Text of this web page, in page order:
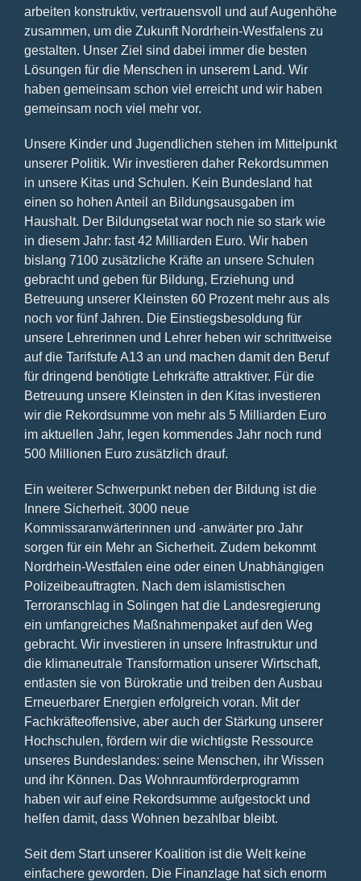
arbeiten konstruktiv, vertrauensvoll und auf Augenhöhe
zusammen, um die Zukunft Nordrhein-Westfalens zu
gestalten. Unser Ziel sind dabei immer die besten
Lösungen für die Menschen in unserem Land. Wir
haben gemeinsam schon viel erreicht und wir haben
gemeinsam noch viel mehr vor.
Unsere Kinder und Jugendlichen stehen im Mittelpunkt
unserer Politik. Wir investieren daher Rekordsummen
in unsere Kitas und Schulen. Kein Bundesland hat
einen so hohen Anteil an Bildungsausgaben im
Haushalt. Der Bildungsetat war noch nie so stark wie
in diesem Jahr: fast 42 Milliarden Euro. Wir haben
bislang 7100 zusätzliche Kräfte an unsere Schulen
gebracht und geben für Bildung, Erziehung und
Betreuung unserer Kleinsten 60 Prozent mehr aus als
noch vor fünf Jahren. Die Einstiegsbesoldung für
unsere Lehrerinnen und Lehrer heben wir schrittweise
auf die Tarifstufe A13 an und machen damit den Beruf
für dringend benötigte Lehrkräfte attraktiver. Für die
Betreuung unsere Kleinsten in den Kitas investieren
wir die Rekordsumme von mehr als 5 Milliarden Euro
im aktuellen Jahr, legen kommendes Jahr noch rund
500 Millionen Euro zusätzlich drauf.
Ein weiterer Schwerpunkt neben der Bildung ist die
Innere Sicherheit. 3000 neue
Kommissaranwärterinnen und -anwärter pro Jahr
sorgen für ein Mehr an Sicherheit. Zudem bekommt
Nordrhein-Westfalen eine oder einen Unabhängigen
Polizeibeauftragten. Nach dem islamistischen
Terroranschlag in Solingen hat die Landesregierung
ein umfangreiches Maßnahmenpaket auf den Weg
gebracht. Wir investieren in unsere Infrastruktur und
die klimaneutrale Transformation unserer Wirtschaft,
entlasten sie von Bürokratie und treiben den Ausbau
Erneuerbarer Energien erfolgreich voran. Mit der
Fachkräfteoffensive, aber auch der Stärkung unserer
Hochschulen, fördern wir die wichtigste Ressource
unseres Bundeslandes: seine Menschen, ihr Wissen
und ihr Können. Das Wohnraumförderprogramm
haben wir auf eine Rekordsumme aufgestockt und
helfen damit, dass Wohnen bezahlbar bleibt.
Seit dem Start unserer Koalition ist die Welt keine
einfachere geworden. Die Finanzlage hat sich enorm